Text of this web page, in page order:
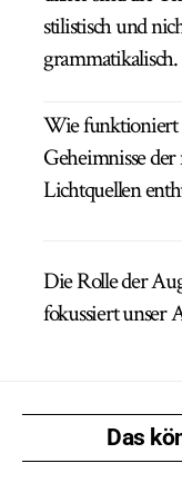
stilistisch und
grammatikalisch.
Wie funktioniert
Geheimnisse
Lichtquellen
Die Rolle der
fokussiert unser
Das